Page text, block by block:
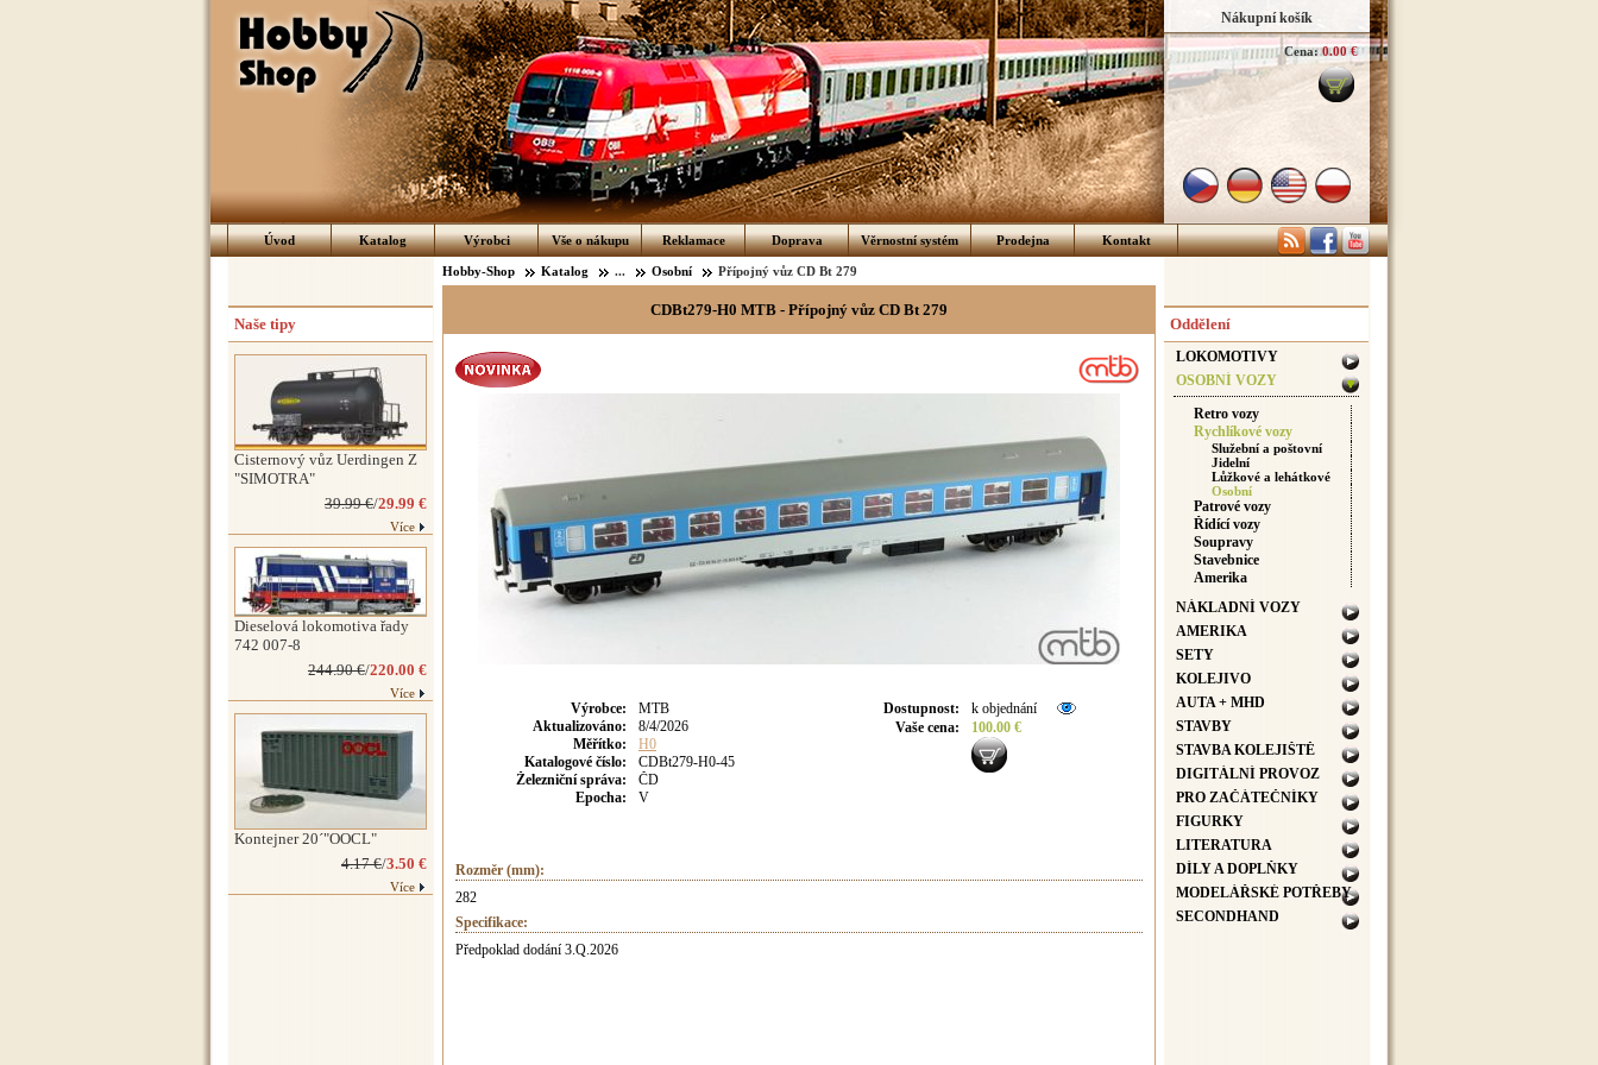
Nákupní košík
Cena: 0.00 €
Úvod Katalog Výrobci Vše o nákupu Reklamace Doprava Věrnostní systém Prodejna Kontakt
Hobby-Shop Katalog ... Osobní Přípojný vůz CD Bt 279
CDBt279-H0 MTB - Přípojný vůz CD Bt 279
Výrobce:
MTB
Aktualizováno:
8/4/2026
Měřítko:
H0
Katalogové číslo:
CDBt279-H0-45
Železniční správa:
ČD
Epocha:
V
Dostupnost:
k objednání
Vaše cena: 100.00 €
Rozměr (mm):
282
Specifikace:
Předpoklad dodání 3.Q.2026
Naše tipy
Cisternový vůz Uerdingen Z
"SIMOTRA"
39.99 €/29.99 €
Více
Dieselová lokomotiva řady
742 007-8
244.90 €/220.00 €
Více
Kontejner 20´"OOCL"
4.17 €/3.50 €
Více
Oddělení
LOKOMOTIVY
OSOBNÍ VOZY
Retro vozy
Rychlíkové vozy
Služební a poštovní
Jidelní
Lůžkové a lehátkové
Osobní
Patrové vozy
Řídící vozy
Soupravy
Stavebnice
Amerika
NÁKLADNÍ VOZY
AMERIKA
SETY
KOLEJIVO
AUTA + MHD
STAVBY
STAVBA KOLEJIŠTĚ
DIGITÁLNÍ PROVOZ
PRO ZAČÁTEČNÍKY
FIGURKY
LITERATURA
DÍLY A DOPLŇKY
MODELÁŘSKÉ POTŘEBY
SECONDHAND